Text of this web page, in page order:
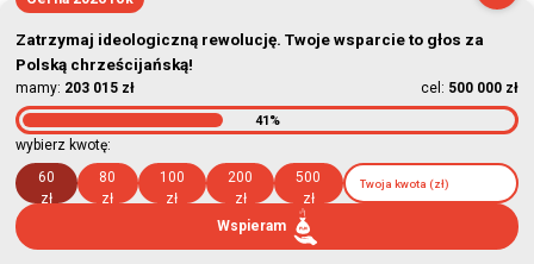
Zatrzymaj ideologiczną rewolucję. Twoje wsparcie to głos za
Polską chrześcijańską!
mamy: 203 015 zł cel: 500 000 zł
41%
wybierz kwotę:
60
zł
80
zł
100
zł
200
zł
500
zł
Wspieram